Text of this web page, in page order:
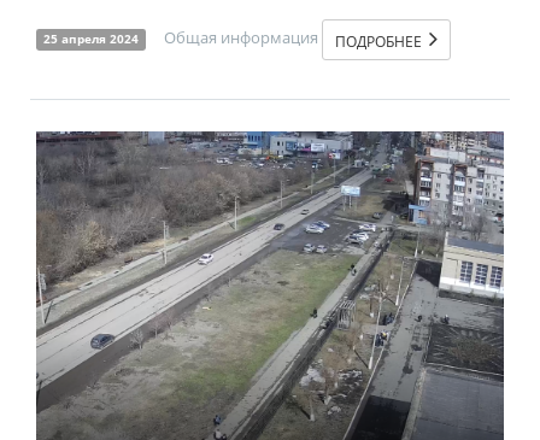
25 апреля 2024 Общая информация ПОДРОБНЕЕ